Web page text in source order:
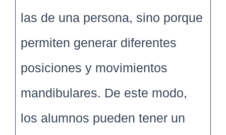
las de una persona, sino porque
permiten generar diferentes
posiciones y movimientos
mandibulares. De este modo,
los alumnos pueden tener un